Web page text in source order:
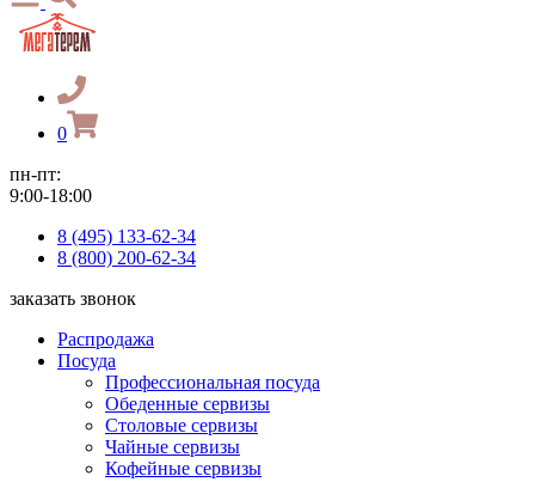
0
пн-пт:
9:00-18:00
8 (495) 133-62-34
8 (800) 200-62-34
заказать звонок
Распродажа
Посуда
Профессиональная посуда
Обеденные сервизы
Столовые сервизы
Чайные сервизы
Кофейные сервизы